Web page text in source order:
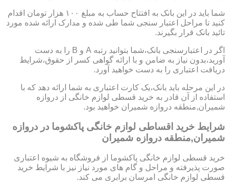
شما باید در این بانک به افتتاح حساب به مبلغ ۱۰۰ هزار تومان اقدام
کنید تا مراحل اعتبار سنجی شما طی شده و مدارک ارائه شده مورد
تائید بانک قرار بگیرند.
اگر در اعتبارسنجی بانک،شما بتوانید رتبه A و B را به دست
آورید،بدون نیاز به ضامن و با ارائه گواهی کسر از حقوق،شرایط
دریافت اعتباری را به دست خواهید آورد.
در این مرحله باید بانک،یک کارت اعتباری به شما ارائه دهد که با
استفاده از آن قادر به خرید قسطی لوازم خانگی از دروازه
شمیران,منطقه دروازه شمیران خواهید بود.
شرایط خرید اقساطی لوازم خانگی پاکشوما در دروازه
شمیران,منطقه دروازه شمیران
خرید قسطی لوازم خانگی پاکشوما از فروشگاه به شیوه اعتباری
صورت پذیرفته و مراحل و گام های مورد نیاز نیز با شرایط خرید
قسطی لوازم خانگی امرسان برابری می کند.